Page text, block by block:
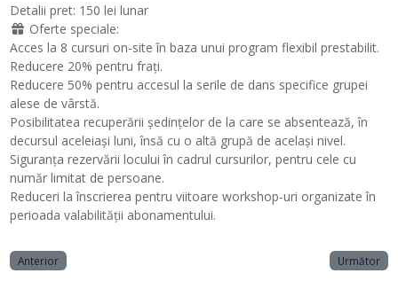
Detalii pret: 150 lei lunar
Oferte speciale:
Acces la 8 cursuri on-site în baza unui program flexibil prestabilit.
Reducere 20% pentru frați.
Reducere 50% pentru accesul la serile de dans specifice grupei
alese de vârstă.
Posibilitatea recuperării ședințelor de la care se absentează, în
decursul aceleiași luni, însă cu o altă grupă de același nivel.
Siguranța rezervării locului în cadrul cursurilor, pentru cele cu
număr limitat de persoane.
Reduceri la înscrierea pentru viitoare workshop-uri organizate în
perioada valabilității abonamentului.
Anterior Următor